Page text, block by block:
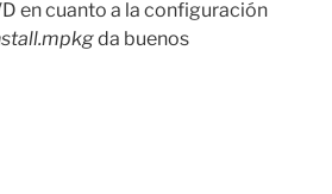
en cuanto a la configuración
da buenos